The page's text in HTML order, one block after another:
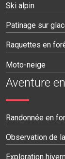
Ski alpin
Patinage sur
Raquettes en
Moto-neige
Aventure
Randonnée en
Observation de
Exploration